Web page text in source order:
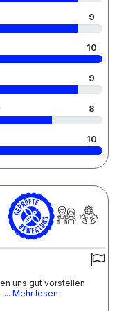
9
10
9
8
10
uns gut vorstellen
... Mehr lesen